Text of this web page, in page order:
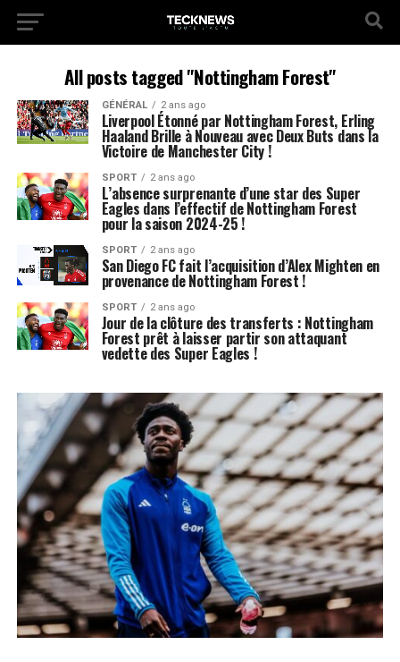
All posts tagged "Nottingham Forest"
GÉNÉRAL 2 ans ago
Liverpool Étonné par Nottingham Forest, Erling
Haaland Brille à Nouveau avec Deux Buts dans la
Victoire de Manchester City !
SPORT 2 ans ago
L’absence surprenante d’une star des Super
Eagles dans l’effectif de Nottingham Forest
pour la saison 2024-25 !
SPORT 2 ans ago
San Diego FC fait l’acquisition d’Alex Mighten en
provenance de Nottingham Forest !
SPORT 2 ans ago
Jour de la clôture des transferts : Nottingham
Forest prêt à laisser partir son attaquant
vedette des Super Eagles !